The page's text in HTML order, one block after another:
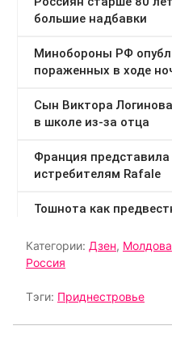
Категории: Дзен, Молдова
Россия
Тэги: Приднестровье